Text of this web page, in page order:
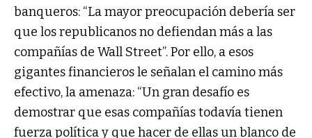
banqueros: “La mayor preocupación debería ser
que los republicanos no defiendan más a las
compañías de Wall Street”. Por ello, a esos
gigantes financieros le señalan el camino más
efectivo, la amenaza: “Un gran desafío es
demostrar que esas compañías todavía tienen
fuerza política y que hacer de ellas un blanco de